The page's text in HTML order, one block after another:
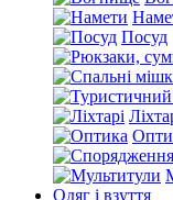
Посуд
Одяг і взуття